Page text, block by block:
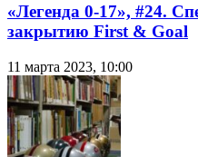
«Легенда 0-17», #24.
закрытию First & Goal
11 марта 2023, 10:00